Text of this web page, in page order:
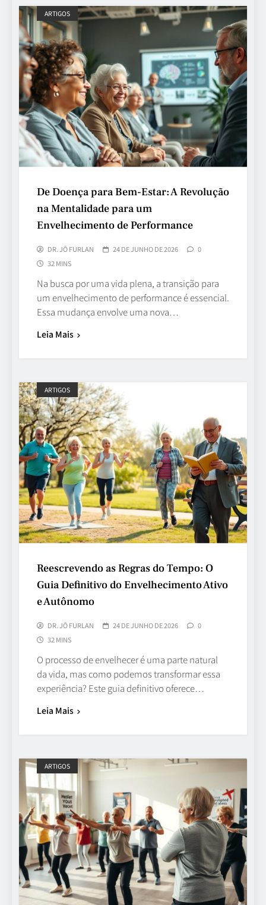
ARTIGOS
De Doença para Bem-Estar: A Revolução
na Mentalidade para um
Envelhecimento de Performance
DR. JÔ FURLAN 24 DE JUNHO DE 2026
0
32 MINS
Na busca por uma vida plena, a transição para
um envelhecimento de performance é essencial.
Essa mudança envolve uma nova…
Leia Mais
ARTIGOS
Reescrevendo as Regras do Tempo: O
Guia Definitivo do Envelhecimento Ativo
e Autônomo
DR. JÔ FURLAN 24 DE JUNHO DE 2026
0
32 MINS
O processo de envelhecer é uma parte natural
da vida, mas como podemos transformar essa
experiência? Este guia definitivo oferece…
Leia Mais
ARTIGOS